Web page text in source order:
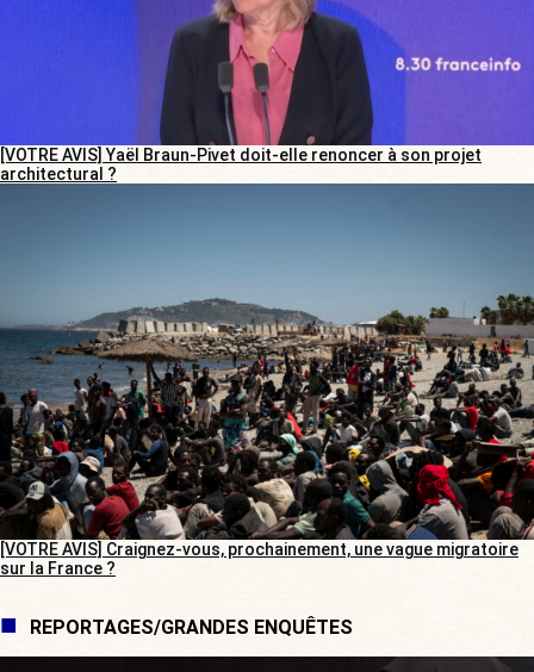
[VOTRE AVIS] Yaël Braun-Pivet doit-elle renoncer à son projet
architectural ?
[VOTRE AVIS] Craignez-vous, prochainement, une vague migratoire
sur la France ?
REPORTAGES/GRANDES ENQUÊTES